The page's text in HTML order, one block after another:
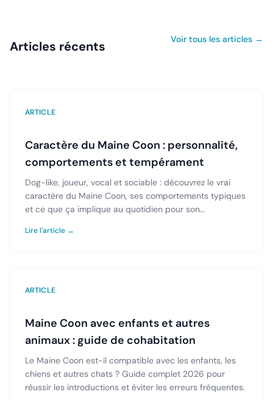
Articles récents Voir tous les articles →
ARTICLE
Caractère du Maine Coon : personnalité,
comportements et tempérament
Dog-like, joueur, vocal et sociable : découvrez le vrai
caractère du Maine Coon, ses comportements typiques
et ce que ça implique au quotidien pour son
Lire l'article →
ARTICLE
Maine Coon avec enfants et autres
animaux : guide de cohabitation
Le Maine Coon est-il compatible avec les enfants, les
chiens et autres chats ? Guide complet 2026 pour
réussir les introductions et éviter les erreurs fréquentes.